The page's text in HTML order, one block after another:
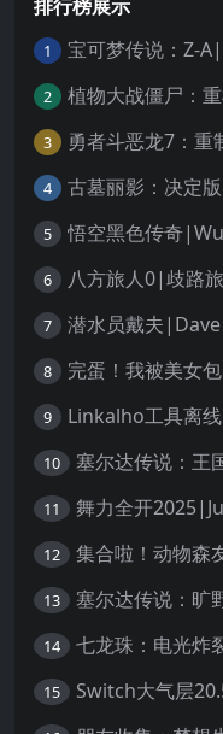
排行榜展示
1 宝可梦传说：Z-
2
3
4
5 悟空黑色传奇
6 八方旅人0|歧路
7 潜水员戴夫
8 完蛋！我被美女
9 Linkalho工具离
10
11 舞力全开
12
13
14
15 Switch大气层